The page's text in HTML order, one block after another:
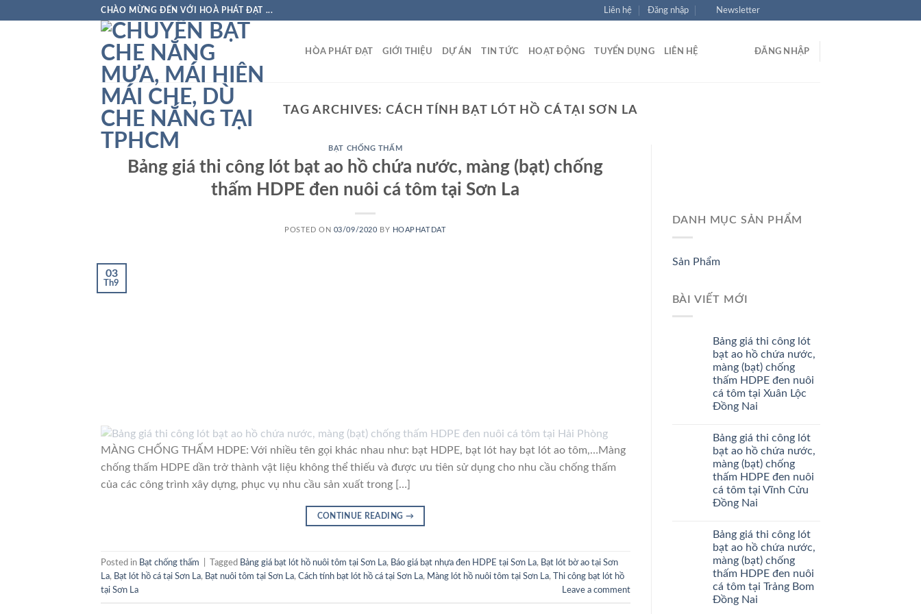
CHÀO MỪNG ĐẾN VỚI HOÀ PHÁT ĐẠT ... Liên hệ Đăng nhập Newsletter
HÒA PHÁT ĐẠT GIỚI THIỆU DỰ ÁN TIN TỨC HOẠT ĐỘNG TUYỂN DỤNG LIÊN HỆ ĐĂNG NHẬP
TAG ARCHIVES:CÁCH TÍNH BẠT LÓT HỒ CÁ TẠI SƠN LA
BẠT CHỐNG THẤM
Bảng giá thi công lót bạt ao hồ chứa nước, màng (bạt) chống
thấm HDPE đen nuôi cá tôm tại Sơn La
POSTED ON 03/09/2020 BY HOAPHATDAT
03
Th9
MÀNG CHỐNG THẤM HDPE: Với nhiều tên gọi khác nhau như: bạt HDPE, bạt lót hay bạt lót ao tôm,…Màng
chống thấm HDPE dần trở thành vật liệu không thể thiếu và được ưu tiên sử dụng cho nhu cầu chống thấm
của các công trình xây dựng, phục vụ nhu cầu sản xuất trong […]
CONTINUE READING →
Posted in Bạt chống thấm Tagged Bảng giá bạt lót hồ nuôi tôm tại Sơn La, Báo giá bạt nhựa đen HDPE tại Sơn La, Bạt lót bờ ao tại Sơn
La, Bạt lót hồ cá tại Sơn La, Bạt nuôi tôm tại Sơn La, Cách tính bạt lót hồ cá tại Sơn La, Màng lót hồ nuôi tôm tại Sơn La,
Thi công bạt lót hồ
tại Sơn La
Leave a comment
DANH MỤC SẢN PHẨM
Sản Phẩm
BÀI VIẾT MỚI
Bảng giá thi công lót
bạt ao hồ chứa nước,
màng (bạt) chống
thấm HDPE đen nuôi
cá tôm tại Xuân Lộc
Đồng Nai
Bảng giá thi công lót
bạt ao hồ chứa nước,
màng (bạt) chống
thấm HDPE đen nuôi
cá tôm tại Vĩnh Cửu
Đồng Nai
Bảng giá thi công lót
bạt ao hồ chứa nước,
màng (bạt) chống
thấm HDPE đen nuôi
cá tôm tại Trảng Bom
Đồng Nai